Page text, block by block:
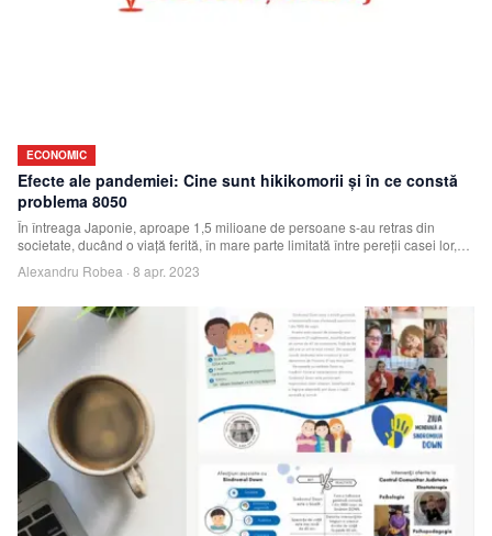
ECONOMIC
Efecte ale pandemiei: Cine sunt hikikomorii şi în ce constă
problema 8050
În întreaga Japonie, aproape 1,5 milioane de persoane s-au retras din
societate, ducând o viaţă ferită, în mare parte limitată între pereţii casei lor,
Alexandru Robea · 8 apr. 2023